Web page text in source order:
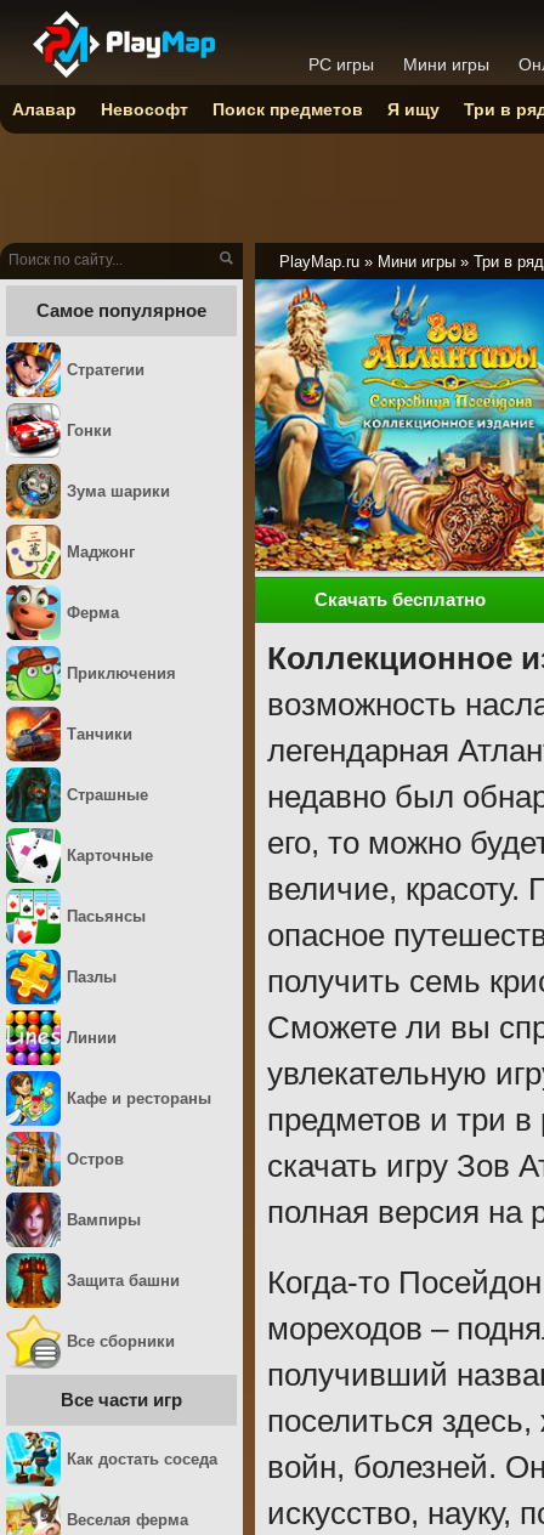
PlayMap.ru » Мини игры » Три в ряд
Скачать бесплатно
Коллекционное
возможность
легендарная
недавно был
его, то можно
величие, красоту.
опасное
получить семь
Сможете ли вы
увлекательную
предметов и три в
скачать игру Зов
полная версия на
Когда-то
мореходов –
получивший
поселиться
войн, болезней.
искусство, науку,
Самое популярное
Стратегии
Гонки
Зума шарики
Маджонг
Ферма
Приключения
Танчики
Страшные
Карточные
Пасьянсы
Пазлы
Линии
Кафе и рестораны
Остров
Вампиры
Защита башни
Все сборники
Все части игр
Как достать соседа
Веселая ферма
PC игры Мини игры
Алавар Невософт Поиск предметов Я ищу Три в